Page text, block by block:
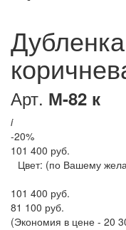
Арт. М-82 к
i
-20%
101 400 руб.
Цвет: (по Вашему
101 400 руб.
81 100 руб.
(Экономия в цене - 20